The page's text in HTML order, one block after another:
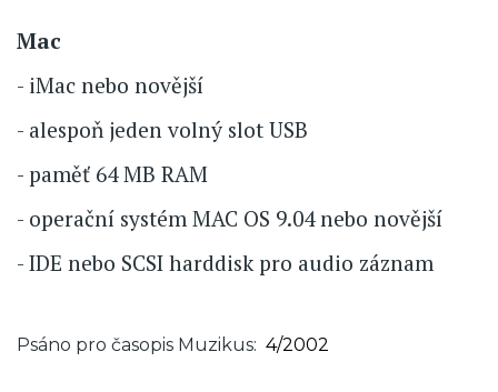
Mac
- iMac nebo novější
- alespoň jeden volný slot USB
- paměť 64 MB RAM
- operační systém MAC OS 9.04 nebo novější
- IDE nebo SCSI harddisk pro audio záznam
Psáno pro časopis Muzikus 4/2002